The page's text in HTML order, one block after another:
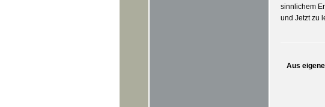
sinnlichem
und Jetzt zu
Aus